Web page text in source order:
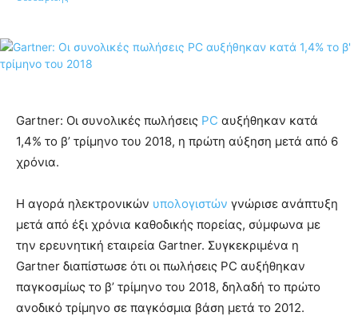
Gartner: Οι συνολικές πωλήσεις PC αυξήθηκαν κατά
1,4% το β’ τρίμηνο του 2018, η πρώτη αύξηση μετά από 6
χρόνια.
Η αγορά ηλεκτρονικών υπολογιστών γνώρισε ανάπτυξη
μετά από έξι χρόνια καθοδικής πορείας, σύμφωνα με
την ερευνητική εταιρεία Gartner. Συγκεκριμένα η
Gartner διαπίστωσε ότι οι πωλήσεις PC αυξήθηκαν
παγκοσμίως το β’ τρίμηνο του 2018, δηλαδή το πρώτο
ανοδικό τρίμηνο σε παγκόσμια βάση μετά το 2012.